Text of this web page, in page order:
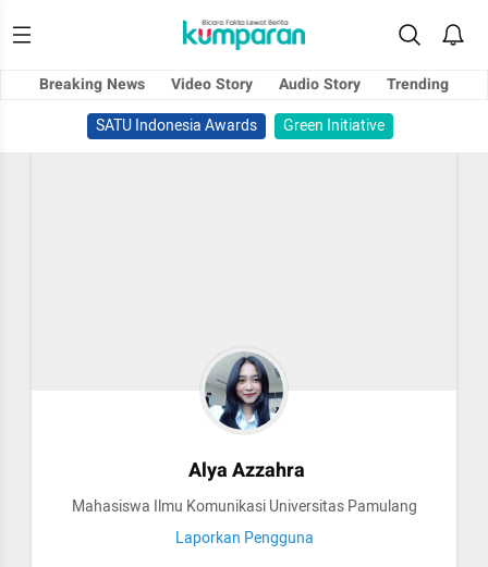
Breaking News Video Story Audio Story
Trending
SATU Indonesia Awards
Green Initiative
Alya Azzahra
Mahasiswa Ilmu Komunikasi Universitas Pamulang
Laporkan Pengguna